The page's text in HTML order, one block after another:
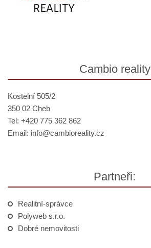
Cambio reality
Kostelní 505/2
350 02 Cheb
Tel: +420 775 362 862
Email: info@cambioreality.cz
Partneři:
Realitní-správce
Polyweb s.r.o.
Dobré nemovitosti